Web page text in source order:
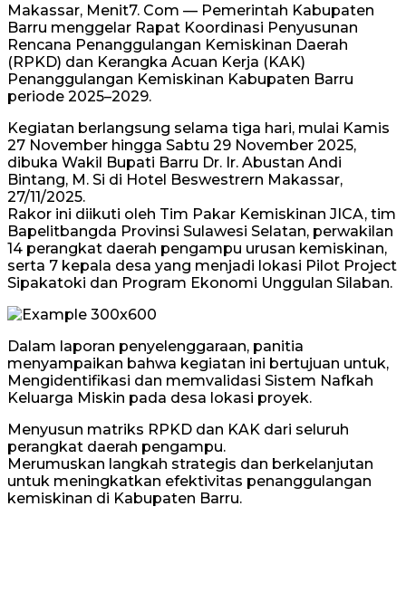
Makassar, Menit7. Com — Pemerintah Kabupaten
Barru menggelar Rapat Koordinasi Penyusunan
Rencana Penanggulangan Kemiskinan Daerah
(RPKD) dan Kerangka Acuan Kerja (KAK)
Penanggulangan Kemiskinan Kabupaten Barru
periode 2025–2029.
Kegiatan berlangsung selama tiga hari, mulai Kamis
27 November hingga Sabtu 29 November 2025,
dibuka Wakil Bupati Barru Dr. Ir. Abustan Andi
Bintang, M. Si di Hotel Beswestrern Makassar,
27/11/2025.
Rakor ini diikuti oleh Tim Pakar Kemiskinan JICA, tim
Bapelitbangda Provinsi Sulawesi Selatan, perwakilan
14 perangkat daerah pengampu urusan kemiskinan,
serta 7 kepala desa yang menjadi lokasi Pilot Project
Sipakatoki dan Program Ekonomi Unggulan Silaban.
Dalam laporan penyelenggaraan, panitia
menyampaikan bahwa kegiatan ini bertujuan untuk,
Mengidentifikasi dan memvalidasi Sistem Nafkah
Keluarga Miskin pada desa lokasi proyek.
Menyusun matriks RPKD dan KAK dari seluruh
perangkat daerah pengampu.
Merumuskan langkah strategis dan berkelanjutan
untuk meningkatkan efektivitas penanggulangan
kemiskinan di Kabupaten Barru.